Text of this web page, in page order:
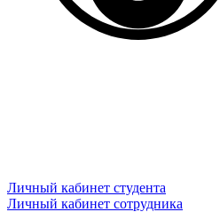
Личный кабинет студента
Личный кабинет сотрудника